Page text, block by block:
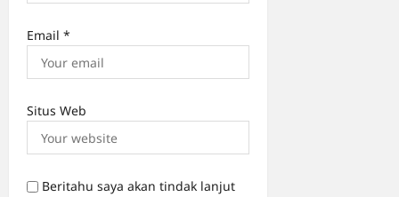
Email *
Situs Web
Beritahu saya akan tindak lanjut